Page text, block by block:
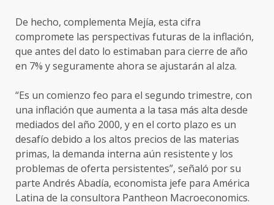
De hecho, complementa Mejía, esta cifra
compromete las perspectivas futuras de la inflación,
que antes del dato lo estimaban para cierre de año
en 7% y seguramente ahora se ajustarán al alza.
“Es un comienzo feo para el segundo trimestre, con
una inflación que aumenta a la tasa más alta desde
mediados del año 2000, y en el corto plazo es un
desafío debido a los altos precios de las materias
primas, la demanda interna aún resistente y los
problemas de oferta persistentes”, señaló por su
parte Andrés Abadía, economista jefe para América
Latina de la consultora Pantheon Macroeconomics.